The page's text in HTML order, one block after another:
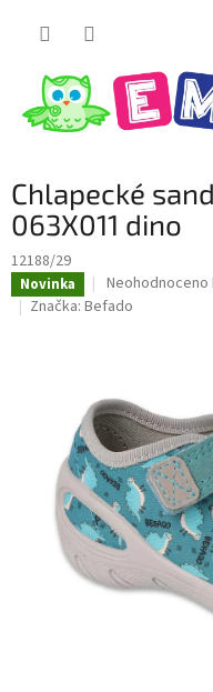
Chlapecké
063X011 dino
12188/29
Novinka
Průměrné
hodnocení
5
hvězdiček.
Neohodnoceno
Značka: Befado